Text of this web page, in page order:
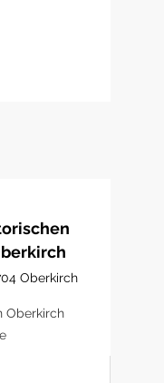
Oberkirch
Oberkirch